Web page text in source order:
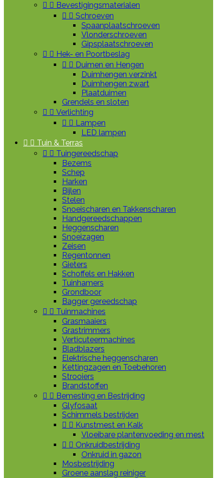
  Bevestigingsmaterialen
  Schroeven
Spaanplaatschroeven
Vlonderschroeven
Gipsplaatschroeven
  Hek- en Poortbeslag
  Duimen en Hengen
Duimhengen verzinkt
Duimhengen zwart
Plaatduimen
Grendels en sloten
  Verlichting
  Lampen
LED lampen
  Tuin & Terras
  Tuingereedschap
Bezems
Schep
Harken
Bijlen
Stelen
Snoeischaren en Takkenscharen
Handgereedschappen
Heggenscharen
Snoeizagen
Zeisen
Regentonnen
Gieters
Schoffels en Hakken
Tuinhamers
Grondboor
Bagger gereedschap
  Tuinmachines
Grasmaaiers
Grastrimmers
Verticuteermachines
Bladblazers
Elektrische heggenscharen
Kettingzagen en Toebehoren
Strooiers
Brandstoffen
  Bemesting en Bestrijding
Glyfosaat
Schimmels bestrijden
  Kunstmest en Kalk
Vloeibare plantenvoeding en mest
  Onkruidbestrijding
Onkruid in gazon
Mosbestrijding
Groene aanslag reiniger